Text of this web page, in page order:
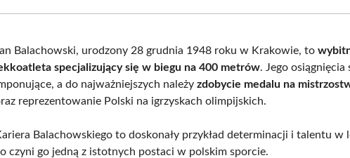
(Twitter)
Balachowski, urodzony 28 grudnia 1948 roku w Krakowie, to
specjalizujący się w biegu na 400 metrów. Jego osiągnięcia
a do najważniejszych należyzdobycie medalu na
reprezentowanie Polski na igrzyskach olimpijskich.
Balachowskiego to doskonały przykład determinacji i talentu w
czyni go jedną z istotnych postaci w polskim sporcie.